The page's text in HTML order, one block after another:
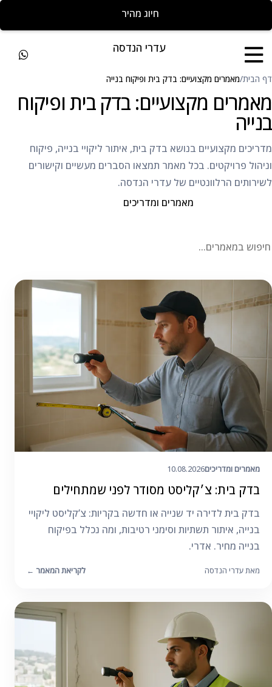
חייגו להצעת מחיר מהירה
עדרי הנדסה
דף הבית/מאמרים מקצועיים: בדק בית ופיקוח בנייה
מאמרים מקצועיים: בדק בית ופיקוח
בנייה
מדריכים מקצועיים בנושא בדק בית, איתור ליקויי בנייה, פיקוח
וניהול פרויקטים. בכל מאמר תמצאו הסברים מעשיים וקישורים
לשירותים הרלוונטיים של עדרי הנדסה.
מאמרים ומדריכים
מאמרים ומדריכים10.08.2026
בדק בית: צ׳קליסט מסודר לפני שמתחילים
בדק בית לדירה יד שנייה או חדשה בקריות: צ’קליסט ליקויי
בנייה, איתור תשתיות וסימני רטיבות, ומה נכלל בפיקוח
בנייה מחיר. אדרי.
מאת עדרי הנדסה לקריאת המאמר ←